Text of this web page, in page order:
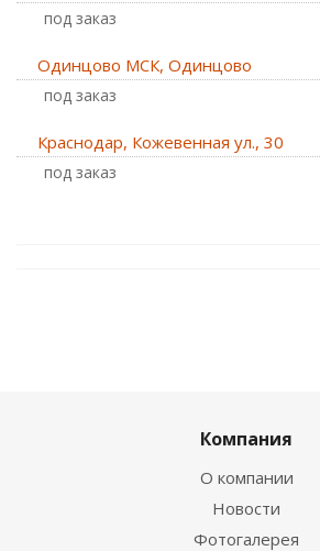
Под заказ
Одинцово МСК, Одинцово
Под заказ
Краснодар, Кожевенная ул., 30
Под заказ
Компания
О компании
Новости
Фотогалерея